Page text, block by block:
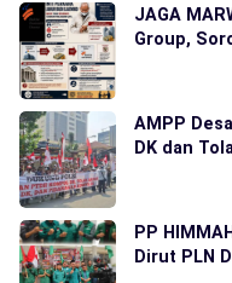
JAGA
Group,
AMPP
DK dan
PP
Dirut PLN